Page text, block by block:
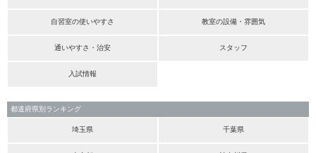
自習室の使いやすさ 教室の設備・雰囲気
通いやすさ・治安 スタッフ
入試情報
都道府県別ランキング
埼玉県 千葉県